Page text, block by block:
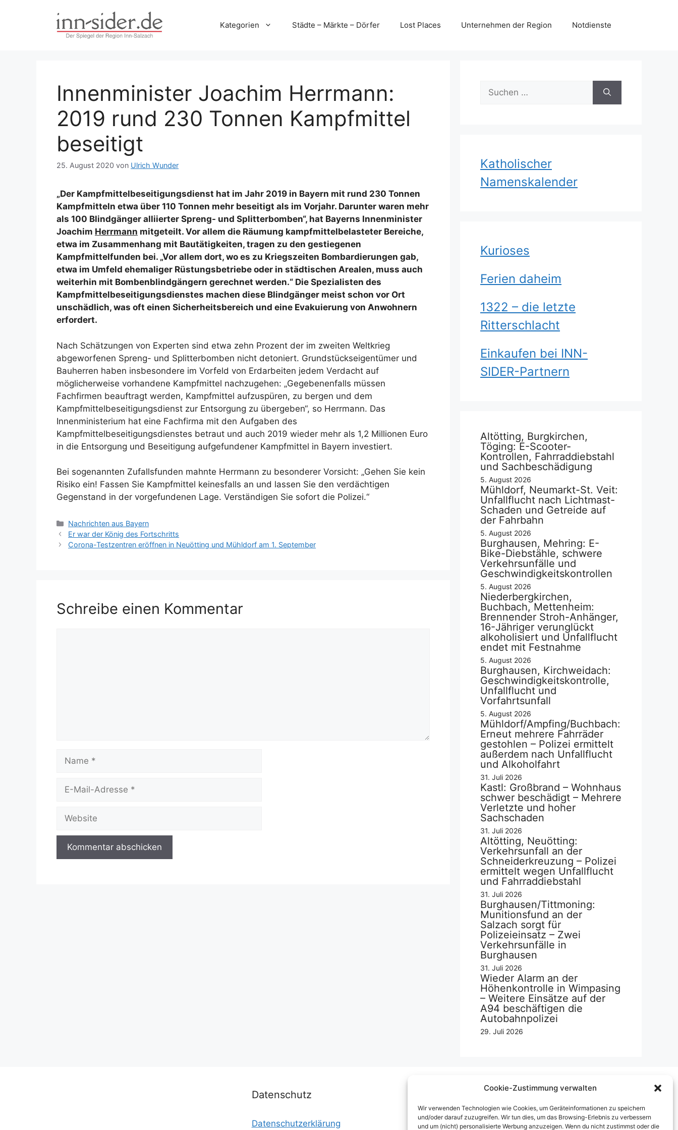
Cookie-Zustimmung verwalten
Wir verwenden Technologien wie Cookies, um Geräteinformationen zu speichern
und/oder darauf zuzugreifen. Wir tun dies, um das Browsing-Erlebnis zu verbessern
und um (nicht) personalisierte Werbung anzuzeigen. Wenn du nicht zustimmst oder die
Kategorien Städte – Märkte – Dörfer Lost Places Unternehmen der Region Notdienste
Innenminister Joachim Herrmann:
2019 rund 230 Tonnen Kampfmittel
beseitigt
25. August 2020 von Ulrich Wunder
„Der Kampfmittelbeseitigungsdienst hat im Jahr 2019 in Bayern mit rund 230 Tonnen
Kampfmitteln etwa über 110 Tonnen mehr beseitigt als im Vorjahr. Darunter waren mehr
als 100 Blindgänger alliierter Spreng- und Splitterbomben“, hat Bayerns Innenminister
Joachim Herrmann mitgeteilt. Vor allem die Räumung kampfmittelbelasteter Bereiche,
etwa im Zusammenhang mit Bautätigkeiten, tragen zu den gestiegenen
Kampfmittelfunden bei. „Vor allem dort, wo es zu Kriegszeiten Bombardierungen gab,
etwa im Umfeld ehemaliger Rüstungsbetriebe oder in städtischen Arealen, muss auch
weiterhin mit Bombenblindgängern gerechnet werden.“ Die Spezialisten des
Kampfmittelbeseitigungsdienstes machen diese Blindgänger meist schon vor Ort
unschädlich, was oft einen Sicherheitsbereich und eine Evakuierung von Anwohnern
erfordert.
Nach Schätzungen von Experten sind etwa zehn Prozent der im zweiten Weltkrieg
abgeworfenen Spreng- und Splitterbomben nicht detoniert. Grundstückseigentümer und
Bauherren haben insbesondere im Vorfeld von Erdarbeiten jedem Verdacht auf
möglicherweise vorhandene Kampfmittel nachzugehen: „Gegebenenfalls müssen
Fachfirmen beauftragt werden, Kampfmittel aufzuspüren, zu bergen und dem
Kampfmittelbeseitigungsdienst zur Entsorgung zu übergeben“, so Herrmann. Das
Innenministerium hat eine Fachfirma mit den Aufgaben des
Kampfmittelbeseitigungsdienstes betraut und auch 2019 wieder mehr als 1,2 Millionen Euro
in die Entsorgung und Beseitigung aufgefundener Kampfmittel in Bayern investiert.
Bei sogenannten Zufallsfunden mahnte Herrmann zu besonderer Vorsicht: „Gehen Sie kein
Risiko ein! Fassen Sie Kampfmittel keinesfalls an und lassen Sie den verdächtigen
Gegenstand in der vorgefundenen Lage. Verständigen Sie sofort die Polizei.“
Kategorien
Nachrichten aus Bayern
Er war der König des Fortschritts
Corona-Testzentren eröffnen in Neuötting und Mühldorf am 1. September
Schreibe einen Kommentar
Name
Website
Suchen
nach:
Katholischer
Namenskalender
Kurioses
Ferien daheim
1322 – die letzte
Ritterschlacht
Einkaufen bei INN-
SIDER-Partnern
Altötting, Burgkirchen,
Töging: E-Scooter-
Kontrollen, Fahrraddiebstahl
und Sachbeschädigung
5. August 2026
Mühldorf, Neumarkt-St. Veit:
Unfallflucht nach Lichtmast-
Schaden und Getreide auf
der Fahrbahn
5. August 2026
Burghausen, Mehring: E-
Bike-Diebstähle, schwere
Verkehrsunfälle und
Geschwindigkeitskontrollen
5. August 2026
Niederbergkirchen,
Buchbach, Mettenheim:
Brennender Stroh-Anhänger,
16-Jähriger verunglückt
alkoholisiert und Unfallflucht
endet mit Festnahme
5. August 2026
Burghausen, Kirchweidach:
Geschwindigkeitskontrolle,
Unfallflucht und
Vorfahrtsunfall
5. August 2026
Mühldorf/Ampfing/Buchbach:
Erneut mehrere Fahrräder
gestohlen – Polizei ermittelt
außerdem nach Unfallflucht
und Alkoholfahrt
31. Juli 2026
Kastl: Großbrand – Wohnhaus
schwer beschädigt – Mehrere
Verletzte und hoher
Sachschaden
31. Juli 2026
Altötting, Neuötting:
Verkehrsunfall an der
Schneiderkreuzung – Polizei
ermittelt wegen Unfallflucht
und Fahrraddiebstahl
31. Juli 2026
Burghausen/Tittmoning:
Munitionsfund an der
Salzach sorgt für
Polizeieinsatz – Zwei
Verkehrsunfälle in
Burghausen
31. Juli 2026
Wieder Alarm an der
Höhenkontrolle in Wimpasing
– Weitere Einsätze auf der
A94 beschäftigen die
Autobahnpolizei
29. Juli 2026
Datenschutz
Datenschutzerklärung
Über uns
Impressum